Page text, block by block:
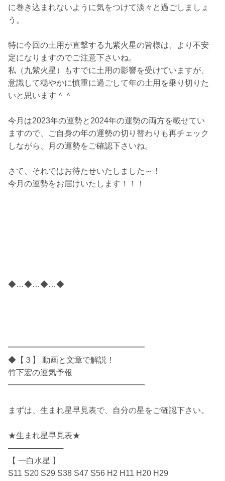
に巻き込まれないように気をつけて淡々と過ごしましょ
う。
特に今回の土用が直撃する九紫火星の皆様は、より不安
定になりますのでご注意下さいね。
私（九紫火星）もすでに土用の影響を受けていますが、
意識して穏やかに慎重に過ごして年の土用を乗り切りた
いと思います＾＾
今月は2023年の運勢と2024年の運勢の両方を載せてい
ますので、ご自身の年の運勢の切り替わりも再チェック
しながら、月の運勢をご確認下さいね。
さて、それではお待たせいたしました～！
今月の運勢をお届けいたします！！！
◆…◆…◆…◆
━━━━━━━━━━━━━━━━━
◆【３】 動画と文章で解説！
竹下宏の運気予報
━━━━━━━━━━━━━━━━━
まずは、生まれ星早見表で、自分の星をご確認下さい。
★生まれ星早見表★
──────────
【 一白水星 】
S11 S20 S29 S38 S47 S56 H2 H11 H20 H29